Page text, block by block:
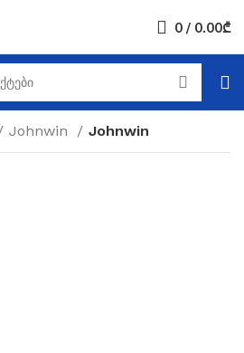
0 / 0.00₾
Johnwin Johnwin